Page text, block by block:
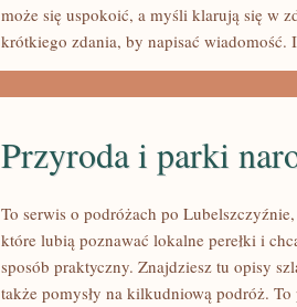
może się uspokoić, a myśli klarują się w
krótkiego zdania, by napisać wiadomość.
Przyroda i parki
To serwis o podróżach po
które lubią poznawać lokalne perełki i
sposób praktyczny. Znajdziesz tu opisy
także pomysły na kilkudniową podróż.